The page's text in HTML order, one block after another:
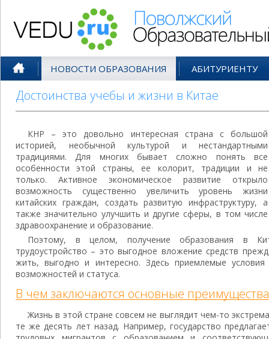
НОВОСТИ ОБРАЗОВАНИЯ АБИТУРИЕНТУ
Достоинства учебы и жизни в Китае
КНР – это довольно интересная страна с большой
историей, необычной культурой и нестандартными
традициями. Для многих бывает сложно понять все
особенности этой страны, ее колорит, традиции и не
только. Активное экономическое развитие открыло
возможность существенно увеличить уровень жизни
китайских граждан, создать развитую инфраструктуру, а
также значительно улучшить и другие сферы, в том числе
здравоохранение и образование.
Поэтому, в целом, получение образования в
трудоустройство – это выгодное вложение средств
жить, выгодно и интересно. Здесь приемлемые
возможностей и статуса.
В чем заключаются основные
Жизнь в этой стране совсем не выглядит чем-то
те же десять лет назад. Например, государство